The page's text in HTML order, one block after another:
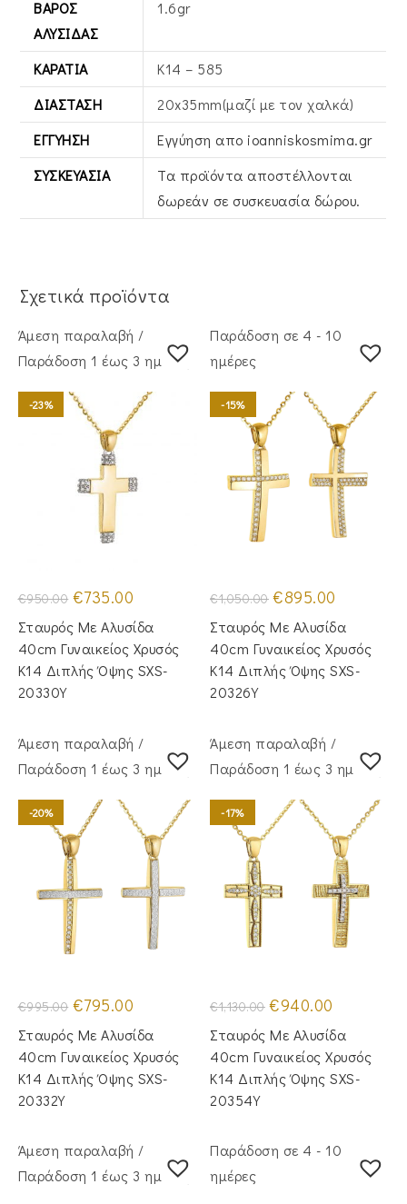
ΒΆΡΟΣ
ΑΛΥΣΊΔΑΣ
1.6gr
ΚΑΡΆΤΙΑ
Κ14 – 585
ΔΙΆΣΤΑΣΗ
20x35mm(μαζί με τον χαλκά)
ΕΓΓΎΗΣΗ
Εγγύηση απο ioanniskosmima.gr
ΣΥΣΚΕΥΑΣΊΑ
Τα προϊόντα αποστέλλονται
δωρεάν σε συσκευασία δώρου.
Σχετικά προϊόντα
Άμεση παραλαβή /
Παράδoση 1 έως 3 ημέρες
-23%
€950.00 Original
price
was:
€950.00.
€735.00
τιμή
είναι:
€735.00.
Σταυρός Με Αλυσίδα
40cm Γυναικείος Χρυσός
Κ14 Διπλής Όψης SXS-
20330Y
Παράδοση σε 4 - 10
ημέρες
-15%
€1,050.00 Original
price
was:
€1,050.00.
€895.00
τιμή
είναι:
€895.00.
Σταυρός Με Αλυσίδα
40cm Γυναικείος Χρυσός
Κ14 Διπλής Όψης SXS-
20326Y
Άμεση παραλαβή /
Παράδoση 1 έως 3 ημέρες
-20%
€995.00 Original
price
was:
€995.00.
€795.00
τιμή
είναι:
€795.00.
Σταυρός Με Αλυσίδα
40cm Γυναικείος Χρυσός
Κ14 Διπλής Όψης SXS-
20332Y
Άμεση παραλαβή /
Παράδoση 1 έως 3 ημέρες
-17%
€1,130.00 Original
price
was:
€1,130.00.
€940.00
τιμή
είναι:
€940.00.
Σταυρός Με Αλυσίδα
40cm Γυναικείος Χρυσός
Κ14 Διπλής Όψης SXS-
20354Y
Άμεση παραλαβή /
Παράδoση 1 έως 3 ημέρες
Παράδοση σε 4 - 10
ημέρες